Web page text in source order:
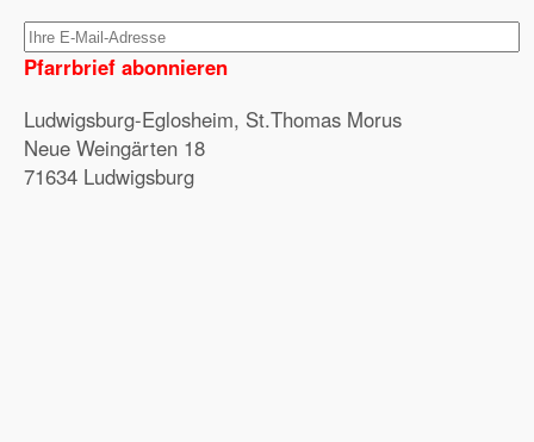
Pfarrbrief abonnieren
Ludwigsburg-Eglosheim, St.Thomas Morus
Neue Weingärten 18
71634 Ludwigsburg